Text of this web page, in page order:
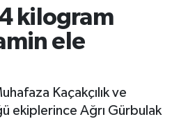
kilogram
ele
Kaçakçılık ve
ekiplerince Ağrı Gürbulak